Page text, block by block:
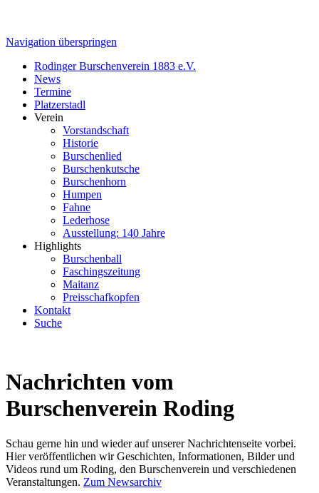
Navigation überspringen
Rodinger Burschenverein 1883 e.V.
News
Termine
Platzerstadl
Verein
Vorstandschaft
Historie
Burschenlied
Burschenkutsche
Burschenhorn
Humpen
Fahne
Lederhose
Ausstellung: 140 Jahre
Highlights
Burschenball
Faschingszeitung
Maitanz
Preisschafkopfen
Kontakt
Suche
Nachrichten vom
Burschenverein Roding
Schau gerne hin und wieder auf unserer Nachrichtenseite vorbei.
Hier veröffentlichen wir Geschichten, Informationen, Bilder und
Videos rund um Roding, den Burschenverein und verschiedenen
Veranstaltungen. Zum Newsarchiv